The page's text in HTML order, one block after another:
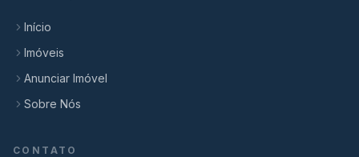
Início
Imóveis
Anunciar Imóvel
Sobre Nós
CONTATO